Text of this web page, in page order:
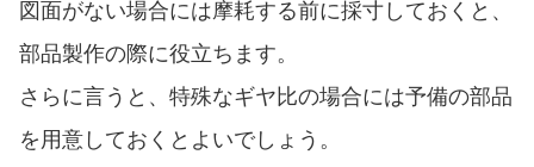
図面がない場合には摩耗する前に採寸しておくと、
部品製作の際に役立ちます。
さらに言うと、特殊なギヤ比の場合には予備の部品
を用意しておくとよいでしょう。